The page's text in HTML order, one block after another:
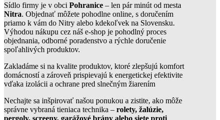
Sídlo firmy je v obci Pohranice – len pár minút od mesta
Nitra. Objednať môžete pohodlne online, s doručením
priamo k vám do Nitry alebo kdekoľvek na Slovensku.
Výhodou nákupu cez náš e-shop je pohodlný proces
objednania, odborné poradenstvo a rýchle doručenie
spoľahlivých produktov.
Zakladáme si na kvalite produktov, ktoré zlepšujú komfort
domácností a zároveň prispievajú k energetickej efektivite
vďaka izolácii a ochrane pred slnečným žiarením
Nechajte sa inšpirovať našou ponukou a zistite, ako môže
správne vybraná tieniaca technika – rolety, žalúzie,
pergoly, screeny, garážové brány alebo siete proti